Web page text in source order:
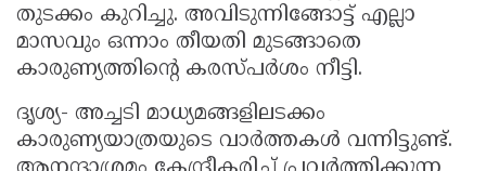
തുടക്കം കുറിച്ചു. അവിടുന്നിങ്ങോട്ട് എല്ലാ
മാസവും ഒന്നാം തീയതി മുടങ്ങാതെ
കാരുണ്യത്തിൻ്റെ കരസ്പർശം നീട്ടി.
ദൃശ്യ- അച്ചടി മാധ്യമങ്ങളിലടക്കം
കാരുണ്യയാത്രയുടെ വാർത്തകൾ വന്നിട്ടുണ്ട്.